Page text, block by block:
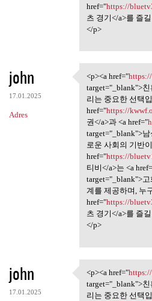
href="https://
츠 경기</a>를 즐
</p>
john
17.01.2025
Adres
<p><a
<p><a href="https://
target="_blank">
리는 중요한 선택
href="https://
권</a>과 <a href="
target="_blank">
로운 사회의 기반
href="https://
티비</a>는 <a
target="_blank">
계를 제공하며, 누
href="https://
츠 경기</a>를 즐
</p>
john
17.01.2025
<p><a
<p><a href="https://
target="_blank">
리는 중요한 선택